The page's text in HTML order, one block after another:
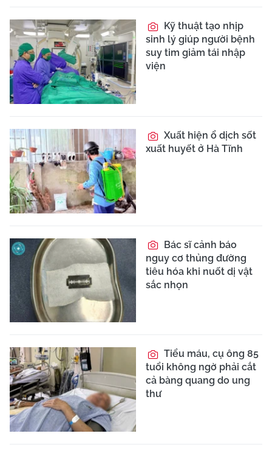
Kỹ thuật tạo nhịp
sinh lý giúp người bệnh
suy tim giảm tái nhập
viện
Xuất hiện ổ dịch sốt
xuất huyết ở Hà Tĩnh
Bác sĩ cảnh báo
nguy cơ thủng đường
tiêu hóa khi nuốt dị vật
sắc nhọn
Tiểu máu, cụ ông 85
tuổi không ngờ phải cắt
cả bàng quang do ung
thư